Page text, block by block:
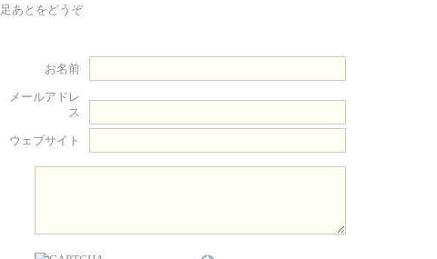
足あとをどうぞ
お名前
メールアドレ
ス
ウェブサイト